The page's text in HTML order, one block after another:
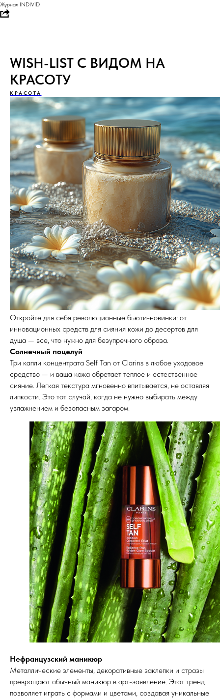
Журнал INDIVID
WISH-LIST С ВИДОМ НА
КРАСОТУ
КРАСОТА
Откройте для себя революционные бьюти-новинки: от
инновационных средств для сияния кожи до десертов для
душа — все, что нужно для безупречного образа.
Солнечный поцелуй
Три капли концентрата Self Tan от Clarins в любое уходовое
средство — и ваша кожа обретает теплое и естественное
сияние. Легкая текстура мгновенно впитывается, не оставляя
липкости. Это тот случай, когда не нужно выбирать между
увлажнением и безопасным загаром.
Нефранцузский маникюр
Металлические элементы, декоративные заклепки и стразы
превращают обычный маникюр в арт-заявление. Этот тренд
позволяет играть с формами и цветами, создавая уникальные